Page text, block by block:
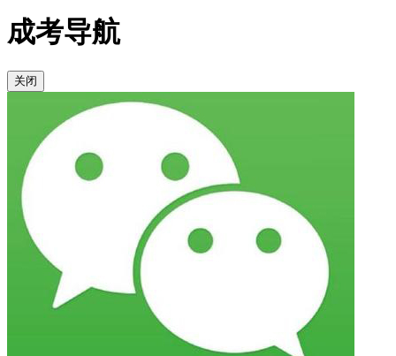
成考导航
关闭